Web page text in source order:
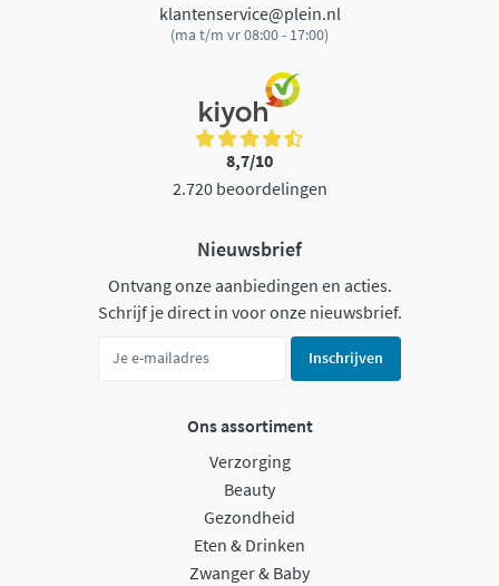
klantenservice@plein.nl
(ma t/m vr 08:00 - 17:00)
8,7/10
2.720 beoordelingen
Nieuwsbrief
Ontvang onze aanbiedingen en acties.
Schrijf je direct in voor onze nieuwsbrief.
Inschrijven
Ons assortiment
Verzorging
Beauty
Gezondheid
Eten & Drinken
Zwanger & Baby